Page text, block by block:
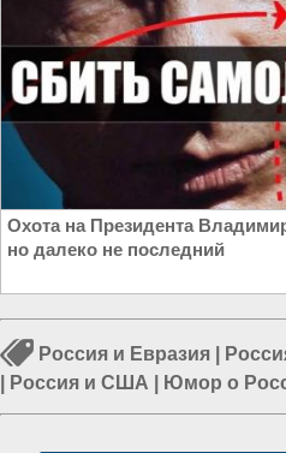
Охота на Президента
но далеко не последний
Россия и Евразия
Россия и США Юмор о
Сущность и Разум